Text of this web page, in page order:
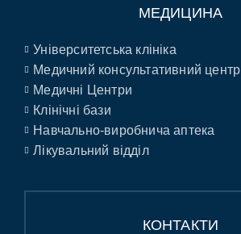
МЕДИЦИНА
Університетська клініка
Медичний консультативний центр
Медичні Центри
Клінічні бази
Навчально-виробнича аптека
Лікувальний відділ
КОНТАКТИ